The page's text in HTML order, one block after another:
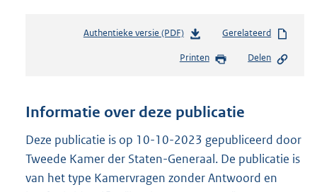
Authentieke versie (PDF)b
s
n
s
r
o
Gerelateerd
Printen Delen
Informatie over deze publicatie
Deze publicatie is op 10-10-2023 gepubliceerd door
Tweede Kamer der Staten-Generaal. De publicatie is
van het type Kamervragen zonder Antwoord en